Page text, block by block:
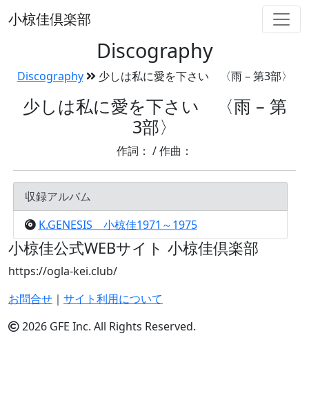
小椋佳倶楽部
Discography
Discography 少しは私に愛を下さい 〈雨 – 第3部〉
少しは私に愛を下さい 〈雨 – 第
3部〉
作詞： / 作曲：
収録アルバム
K.GENESIS 小椋佳1971～1975
小椋佳公式WEBサイト 小椋佳倶楽部
https://ogla-kei.club/
お問合せ ｜ サイト利用について
2026 GFE Inc. All Rights Reserved.